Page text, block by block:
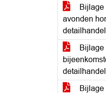
Bijlage
avonden
Bijlage
Bijlage